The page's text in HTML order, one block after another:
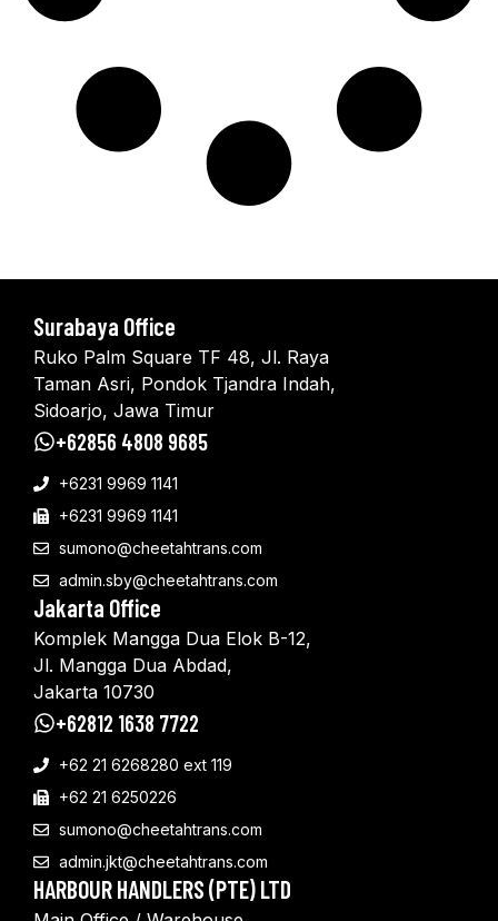
Surabaya Office
Ruko Palm Square TF 48, Jl. Raya
Taman Asri, Pondok Tjandra Indah,
Sidoarjo, Jawa Timur
+62856 4808 9685
+6231 9969 1141
+6231 9969 1141
sumono@cheetahtrans.com
admin.sby@cheetahtrans.com
Jakarta Office
Komplek Mangga Dua Elok B-12,
Jl. Mangga Dua Abdad,
Jakarta 10730
+62812 1638 7722
+62 21 6268280 ext 119
+62 21 6250226
sumono@cheetahtrans.com
admin.jkt@cheetahtrans.com
HARBOUR HANDLERS (PTE) LTD